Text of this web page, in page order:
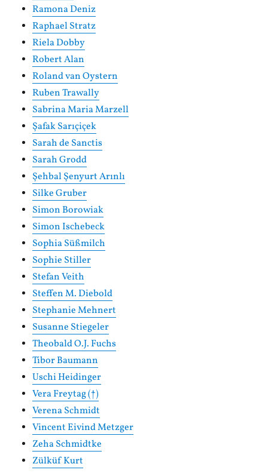
Ramona Deniz
Raphael Stratz
Riela Dobby
Robert Alan
Roland van Oystern
Ruben Trawally
Sabrina Maria Marzell
Şafak Sarıçiçek
Sarah de Sanctis
Sarah Grodd
Şehbal Şenyurt Arınlı
Silke Gruber
Simon Borowiak
Simon Ischebeck
Sophia Süßmilch
Sophie Stiller
Stefan Veith
Steffen M. Diebold
Stephanie Mehnert
Susanne Stiegeler
Theobald O.J. Fuchs
Tibor Baumann
Uschi Heidinger
Vera Freytag (†)
Verena Schmidt
Vincent Eivind Metzger
Zeha Schmidtke
Zülküf Kurt